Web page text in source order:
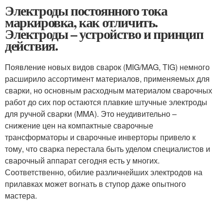
Электроды постоянного тока
маркировка, как отличить.
Электроды – устройство и принцип
действия.
Появление новых видов сварок (MIG/MAG, TIG) немного
расширило ассортимент материалов, применяемых для
сварки, но основным расходным материалом сварочных
работ до сих пор остаются плавкие штучные электроды
для ручной сварки (MMA). Это неудивительно –
снижение цен на компактные сварочные
трансформаторы и сварочные инверторы привело к
тому, что сварка перестала быть уделом специалистов и
сварочный аппарат сегодня есть у многих.
Соответственно, обилие различнейших электродов на
прилавках может вогнать в ступор даже опытного
мастера.